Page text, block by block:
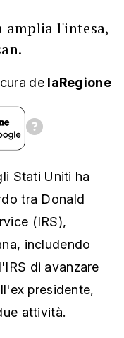
l'intesa,
de laRegione
Stati Uniti ha
tra Donald
(IRS),
includendo
di avanzare
presidente,
attività.